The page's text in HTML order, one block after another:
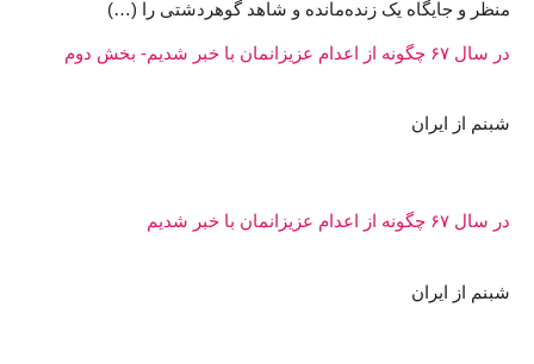
منظر و جایگاه یک زنده‌مانده و شاهد گوهردشتی را (…)
در سال ۶۷ چگونه از اعدام عزیزانمان با خبر شدیم- بخش دوم
شبنم از ایران
در سال ۶۷ چگونه از اعدام عزیزانمان با خبر شدیم
شبنم از ایران